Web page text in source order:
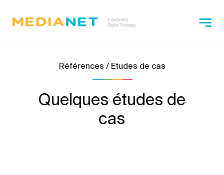
Références / Etudes de cas
Quelques études de
cas